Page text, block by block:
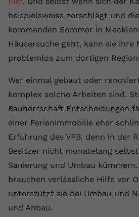
beispielsweise zerschlägt und
kommenden Sommer in
Häusersuche geht, kann sie ihre
problemlos zum dortigen
Wer einmal gebaut oder
komplex solche Arbeiten sind.
Bauherrschaft Entscheidungen
einer Ferienimmobilie eher
Erfahrung des VPB, denn in der
Besitzer nicht monatelang
Sanierung und Umbau
brauchen verlässliche Hilfe vor
unterstützt sie bei Umbau und
und Anbau.
Zweck
Daten darüber zu
Videos von
gesehen hat.
Anbieter Youtube.com
Zweck
YouTube setzt
Videopräferenzen
speichern, der